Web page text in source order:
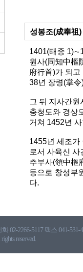
성봉조(成奉祖)
1401(태종
원사(同知中樞
府行首)가 되
38년 장령(掌
그 뒤 지사간원
충청도와 경상
거쳐 1452년
1455년 세조가
로서 사육신
추부사(領中樞
등으로 창성부
다.
화 02-2266-5117 팩스 041-531-
reserved.